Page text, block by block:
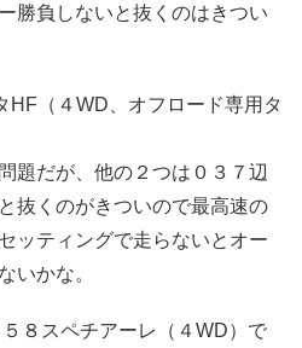
勝負しないと抜くのはきつい
HF（４WD、オフロード専用タ
題だが、他の２つは０３７辺
抜くのがきついので最高速の
ッティングで走らないとオー
いかな。
８スペチアーレ（４WD）で